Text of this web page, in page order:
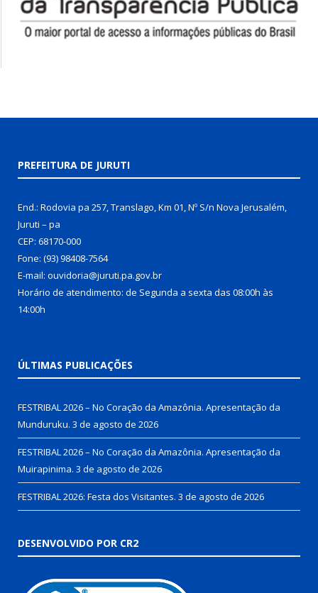
PREFEITURA DE JURUTI
End.: Rodovia pa 257, Translago, Km 01, Nº S/n Nova Jerusalém,
Juruti – pa
CEP: 68170-000
Fone: (93) 98408-7564
E-mail: ouvidoria@juruti.pa.gov.br
Horário de atendimento: de Segunda a sexta das 08:00h às
14:00h
ÚLTIMAS PUBLICAÇÕES
FESTRIBAL 2026 – No Coração da Amazônia. Apresentação da
Munduruku. 3 de agosto de 2026
FESTRIBAL 2026 – No Coração da Amazônia. Apresentação da
Muirapinima. 3 de agosto de 2026
FESTRIBAL 2026: Festa dos Visitantes. 3 de agosto de 2026
DESENVOLVIDO POR CR2